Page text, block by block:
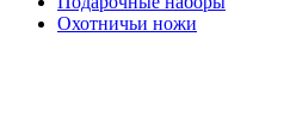
Охотничьи ножи